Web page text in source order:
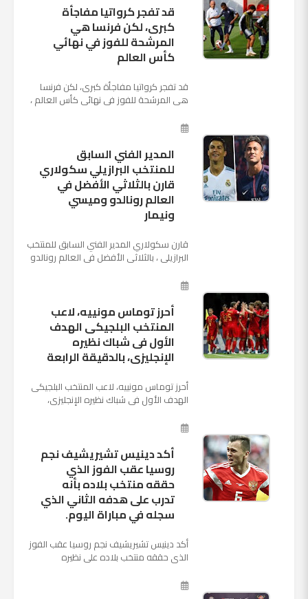
قد تفجر كرواتيا مفاجأة
كبرى، لكن فرنسا هي
المرشحة للفوز في نهائي
كأس العالم
قد تفجر كرواتيا مفاجأة كبرى، لكن فرنسا
هي المرشحة للفوز في نهائي كأس العالم ،
الروسية في يوم شديد الح...
المدير الفني السابق
للمنتخب البرازيلي سكولاري
قارن بالثلاثي الأفضل في
العالم رونالدو وميسي
ونيمار
قارن سكولاري المدير الفني السابق للمنتخب
البرازيلي ، بالثلاثي الأفضل في العالم رونالدو
نجم ...
أحرز توماس مونييه، لاعب
المنتخب البلجيكى الهدف
الأول فى شباك نظيره
الإنجليزى، بالدقيقة الرابعة
أحرز توماس مونييه، لاعب المنتخب البلجيكى
الهدف الأول فى شباك نظيره الإنجليزى،
بينهما حاليا على م...
أكد دينيس تشيريشيف نجم
روسيا عقب الفوز الذي
حققه منتخب بلاده بأنه
تدرب على هدفه الثاني الذي
سجله في مباراة اليوم.
أكد دينيس تشيريشيف نجم روسيا عقب الفوز
الذي حققه منتخب بلاده على نظيره
كأس العالم بأنه تدرب على هد...